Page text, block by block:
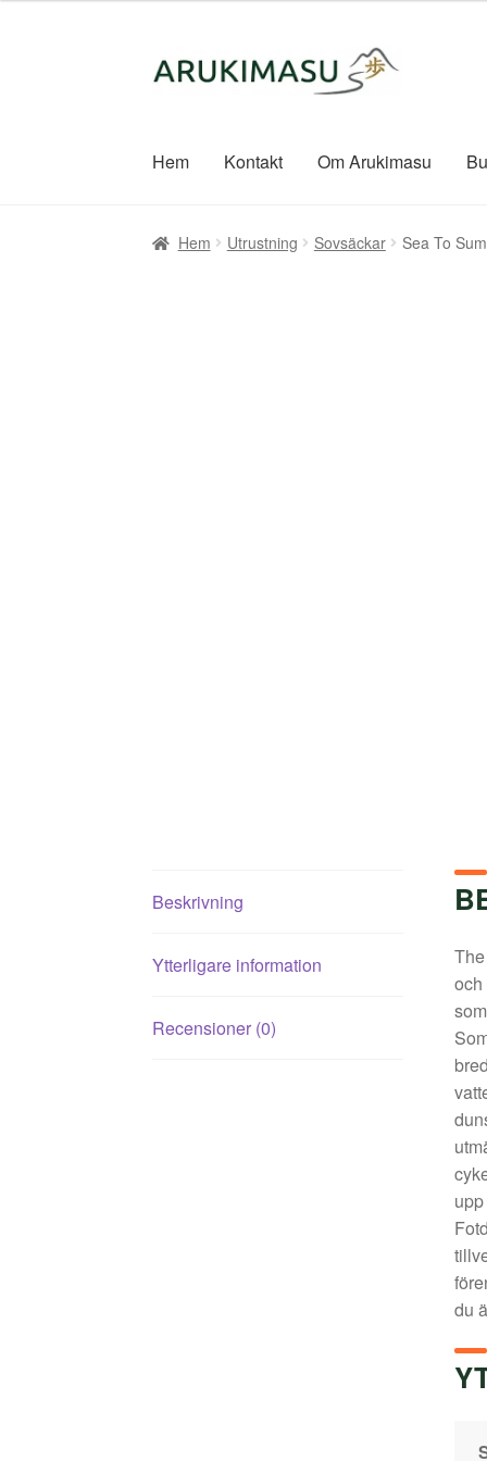
Hoppa
till
Hoppa
till
Hem
Kontakt Om Arukimasu
Hem Utrustning Sovsäckar Sea To
Beskrivning
Ytterligare information
Recensioner (0)
och
du